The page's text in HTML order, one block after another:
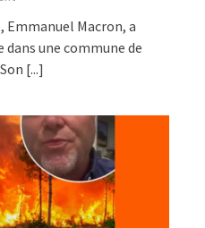
Emmanuel Macron, a
une commune de
[...]